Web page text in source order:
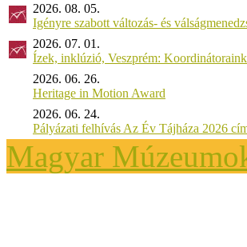
2026. 08. 05.
Igényre szabott változás- és
2026. 07. 01.
Ízek, inklúzió, Veszprém:
2026. 06. 26.
Heritage in Motion Award
2026. 06. 24.
Pályázati felhívás Az Év Tájháza 2026
Magyar